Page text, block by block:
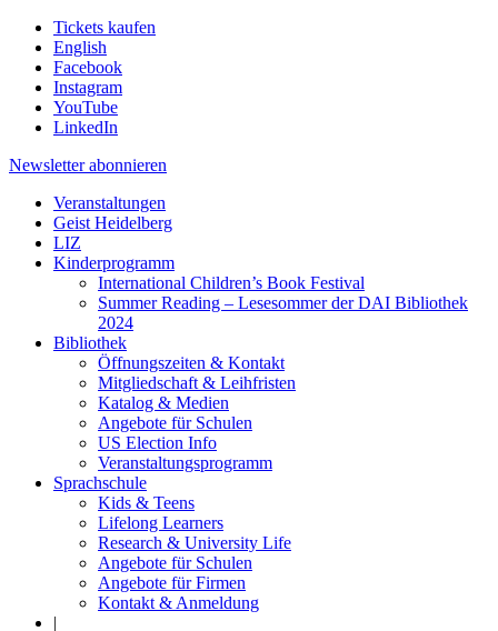
Tickets kaufen
English
Facebook
Instagram
YouTube
LinkedIn
Newsletter abonnieren
Veranstaltungen
Geist Heidelberg
LIZ
Kinderprogramm
International Children’s Book Festival
Summer Reading – Lesesommer der DAI Bibliothek
2024
Bibliothek
Öffnungszeiten & Kontakt
Mitgliedschaft & Leihfristen
Katalog & Medien
Angebote für Schulen
US Election Info
Veranstaltungsprogramm
Sprachschule
Kids & Teens
Lifelong Learners
Research & University Life
Angebote für Schulen
Angebote für Firmen
Kontakt & Anmeldung
|